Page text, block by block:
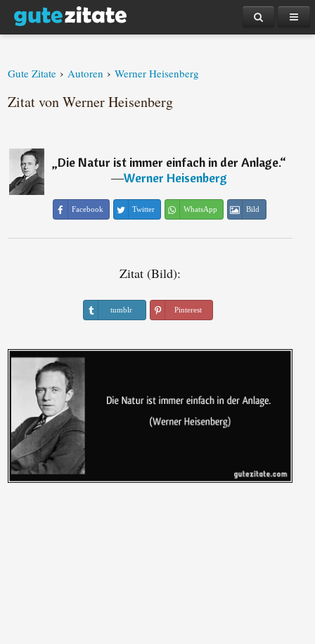
Gute Zitate › Autoren › Werner Heisenberg
Zitat von Werner Heisenberg
„Die Natur ist immer einfach in der Anlage.“
―Werner Heisenberg
Facebook Twitter WhatsApp Bild
Zitat (Bild):
tumblr Pinterest